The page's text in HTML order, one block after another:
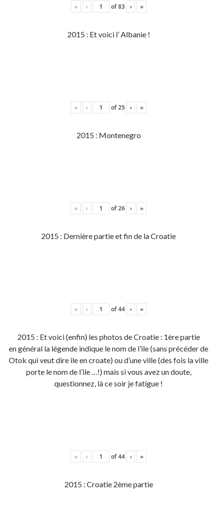
« ‹ of83 › »
2015 : Et voici l’ Albanie !
« ‹ of25 › »
2015 : Montenegro
« ‹ of26 › »
2015 : Dernière partie et fin de la Croatie
« ‹ of44 › »
2015 : Et voici (enfin) les photos de Croatie : 1ère partie
en général la légende indique le nom de l’ile (sans précéder de
Otok qui veut dire ile en croate) ou d’une ville (des fois la ville
porte le nom de l’ile …!) mais si vous avez un doute,
questionnez, là ce soir je fatigue !
« ‹ of44 › »
2015 : Croatie 2ème partie